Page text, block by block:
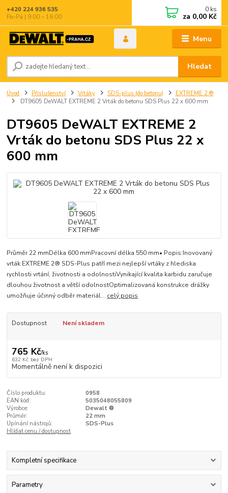
Menu
Hledat
+420 224 936 535
Po–Pá | 9:00 – 16:00
0 ks
za 0,00 Kč
Úvod Příslušenství Vrtáky SDS-plus (do betonu)
EXTREME 2 ®
DT9605 DeWALT EXTREME 2 Vrták do betonu SDS Plus 22 x 600 mm
DT9605 DeWALT EXTREME 2
Vrták do betonu SDS Plus 22 x
600 mm
Průměr 22 mmDélka 600 mmPracovní délka 550 mm• Popis:Inovovaný
vrták EXTREME 2® SDS-Plus patří mezi nejlepší vrtáky z hlediska
rychlosti vrtání, životnosti a odolnostiVynikající kvalita karbidu zaručuje
dlouhou životnost a větší odolnostOptimalizovaná konstrukce drážky
umožňuje účinný odběr materiál... celý popis
Dostupnost Není skladem
765 Kč/ks
632 Kč bez DPH
Momentálně není k dispozici
Číslo produktu:
0958
EAN kód:
5035048055809
Výrobce:
Dewalt ®
Průměr:
22 mm
Upínání nástrojů:
SDS-Plus
Hlídat cenu / dostupnost
Kompletní specifikace
Parametry